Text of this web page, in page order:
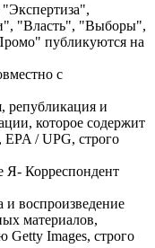
"Власть", "Выборы",
публикуются на
с
републикация и
которое содержит
/ UPG, строго
Я- Корреспондент
и воспроизведение
материалов,
Getty Images, строго